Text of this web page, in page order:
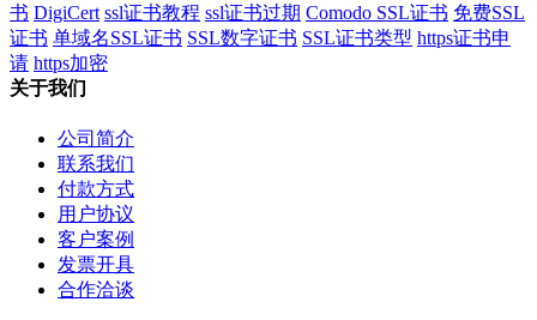
书 DigiCert ssl证书教程 ssl证书过期 Comodo SSL证书 免费SSL
证书 单域名SSL证书 SSL数字证书 SSL证书类型 https证书申
请 https加密
关于我们
公司简介
联系我们
付款方式
用户协议
客户案例
发票开具
合作洽谈